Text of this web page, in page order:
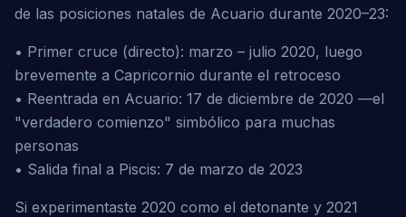
de las posiciones natales de Acuario durante 2020–23:
• Primer cruce (directo): marzo – julio 2020, luego
brevemente a Capricornio durante el retroceso
• Reentrada en Acuario: 17 de diciembre de 2020 —el
"verdadero comienzo" simbólico para muchas
personas
• Salida final a Piscis: 7 de marzo de 2023
Si experimentaste 2020 como el detonante y 2021